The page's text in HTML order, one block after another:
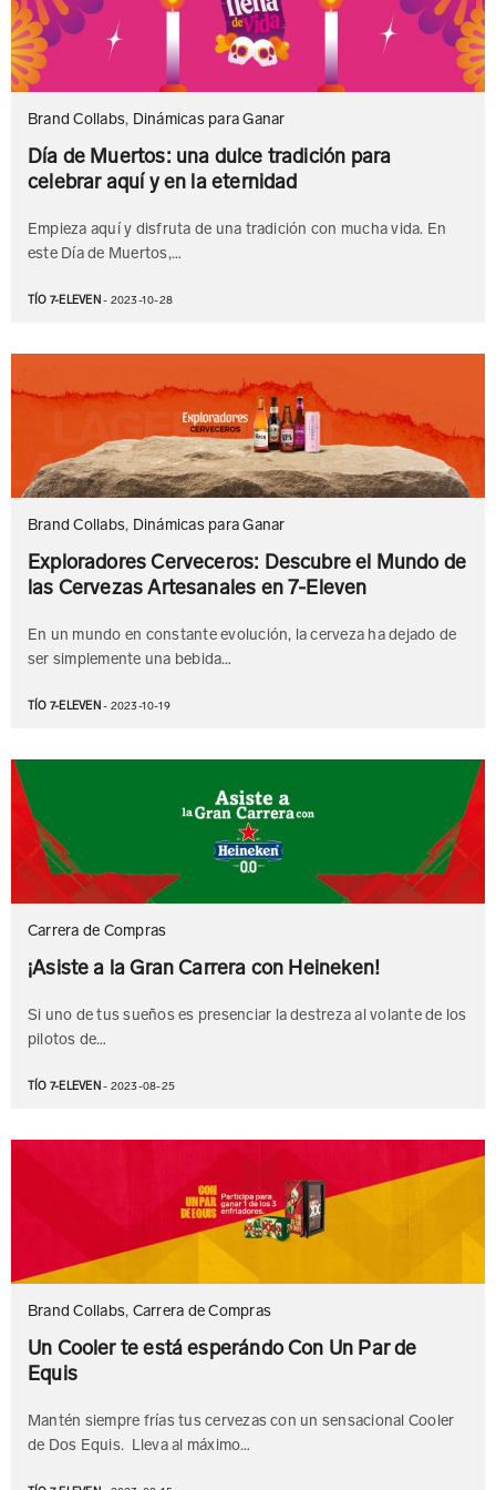
Brand Collabs Dinámicas para Ganar
Día de Muertos: una dulce tradición para
celebrar aquí y en la eternidad
Empieza aquí y disfruta de una tradición con mucha vida. En
este Día de Muertos,…
TÍO 7-ELEVEN- 2023-10-28
Brand Collabs Dinámicas para Ganar
Exploradores Cerveceros: Descubre el Mundo de
las Cervezas Artesanales en 7-Eleven
En un mundo en constante evolución, la cerveza ha dejado de
ser simplemente una bebida…
TÍO 7-ELEVEN- 2023-10-19
Carrera de Compras
¡Asiste a la Gran Carrera con Heineken!
Si uno de tus sueños es presenciar la destreza al volante de los
pilotos de…
TÍO 7-ELEVEN- 2023-08-25
Brand Collabs Carrera de Compras
Un Cooler te está esperándo Con Un Par de
Equis
Mantén siempre frías tus cervezas con un sensacional Cooler
de Dos Equis. Lleva al máximo…